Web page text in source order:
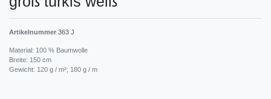
Artikelnummer 363 J
Material: 100 % Baumwolle
Breite: 150 cm
Gewicht: 120 g / m²; 180 g / m